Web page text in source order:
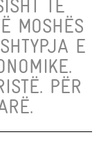
TË
MOSHËS
E
PËR